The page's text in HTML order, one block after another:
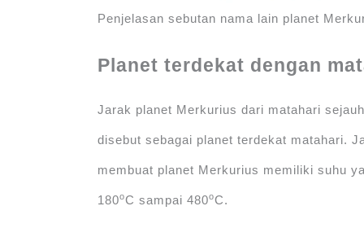
Penjelasan sebutan nama lain planet
Planet terdekat dengan
Jarak planet Merkurius dari matahari
disebut sebagai planet terdekat matahari.
membuat planet Merkurius memiliki suhu
180oC sampai 480oC.